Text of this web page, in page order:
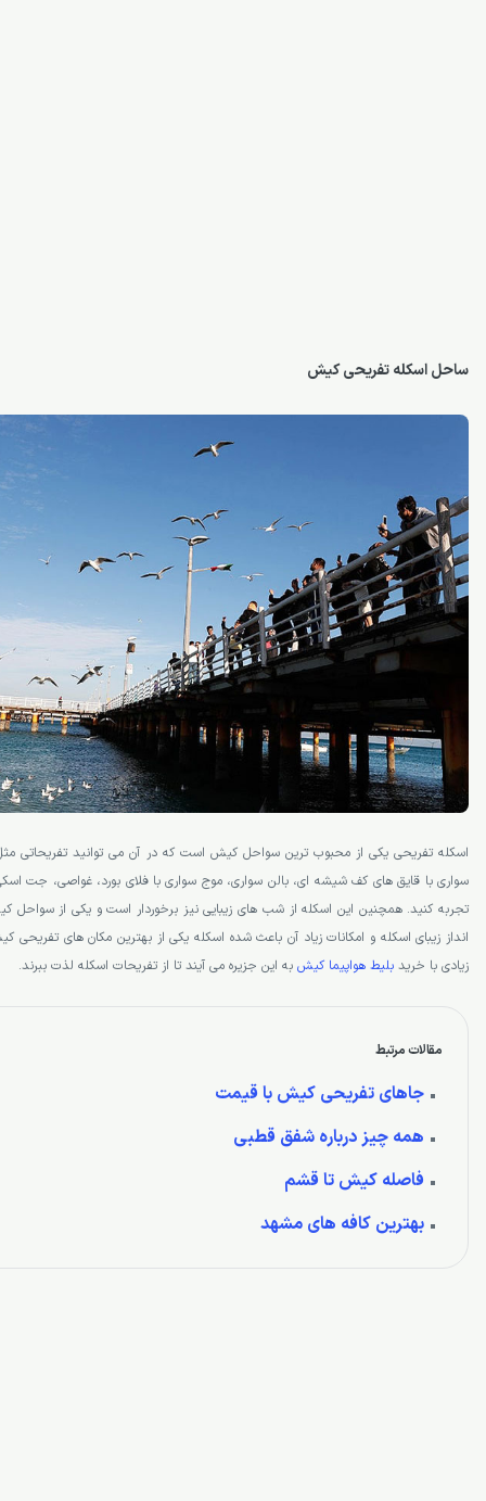
ساحل اسکله تفریحی کیش
اسکله تفریحی یکی از محبوب­ ترین سواحل کیش است که در آن می­ توانید تفریحاتی
سواری با قایق­ های کف شیشه ­ای، بالن سواری، موج سواری با فلای بورد، غواصی، جت
تجربه کنید. همچنین این اسکله از شب­ های زیبایی نیز برخوردار است و یکی از
انداز زیبای اسکله و امکانات زیاد آن باعث شده اسکله یکی از بهترین مکان­ های
زیادی با خرید بلیط هواپیما کیش به این جزیره می­ آیند تا از تفریحات اسکله لذت ببرند.
مقالات مرتبط
جاهای تفریحی کیش با قیمت
همه چیز درباره شفق قطبی
فاصله کیش تا قشم
بهترین کافه های مشهد